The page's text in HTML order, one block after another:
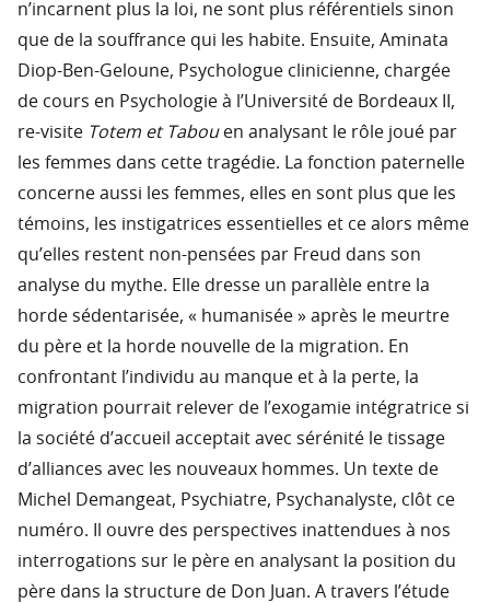
n’incarnent plus la loi, ne sont plus référentiels sinon
que de la souffrance qui les habite. Ensuite, Aminata
Diop-Ben-Geloune, Psychologue clinicienne, chargée
de cours en Psychologie à l’Université de Bordeaux II,
re-visite Totem et Tabouen analysant le rôle joué par
les femmes dans cette tragédie. La fonction paternelle
concerne aussi les femmes, elles en sont plus que les
témoins, les instigatrices essentielles et ce alors même
qu’elles restent non-pensées par Freud dans son
analyse du mythe. Elle dresse un parallèle entre la
horde sédentarisée, « humanisée » après le meurtre
du père et la horde nouvelle de la migration. En
confrontant l’individu au manque et à la perte, la
migration pourrait relever de l’exogamie intégratrice si
la société d’accueil acceptait avec sérénité le tissage
d’alliances avec les nouveaux hommes. Un texte de
Michel Demangeat, Psychiatre, Psychanalyste, clôt ce
numéro. Il ouvre des perspectives inattendues à nos
interrogations sur le père en analysant la position du
père dans la structure de Don Juan. A travers l’étude